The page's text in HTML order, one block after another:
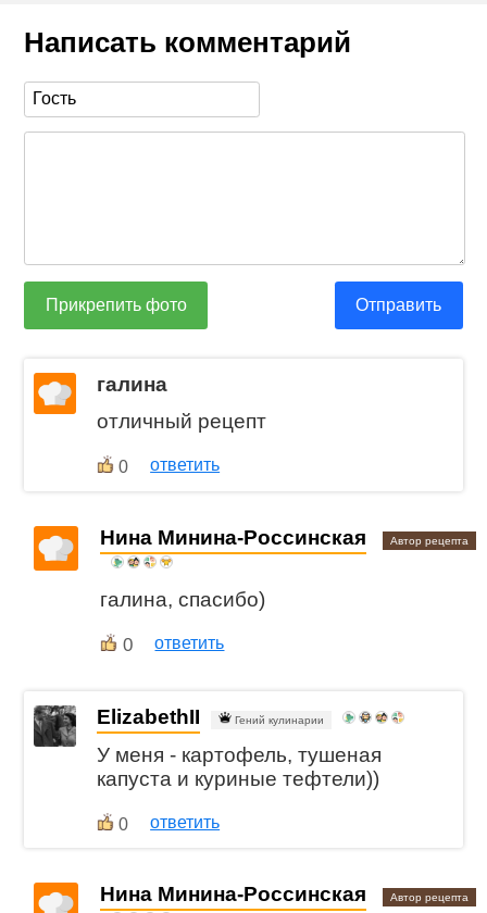
Написать комментарий
Прикрепить фото Отправить
галина
отличный рецепт
0 ответить
Нина Минина-Россинская Автор рецепта
галина, спасибо)
0 ответить
ElizabethII Гений кулинарии
У меня - картофель, тушеная
капуста и куриные тефтели))
0 ответить
Нина Минина-Россинская Автор рецепта